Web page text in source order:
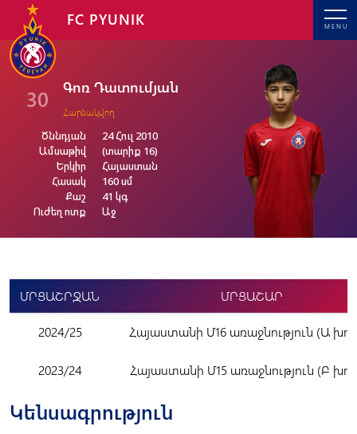
MENU
FC PYUNIK
30 Գոռ Դատումյան
Հարձակվող
Ծննդյան
Ամսաթիվ
Երկիր
Հասակ
Քաշ
Ուժեղ ոտք
24 Հուլ 2010
(տարիք 16)
Հայաստան
160 սմ
41 կգ
Աջ
ՄՐՑԱՇՐՋԱՆ ՄՐՑԱՇԱՐ
2024/25 Հայաստանի Մ16 առաջնություն (Ա
2023/24 Հայաստանի Մ15 առաջնություն (Բ
Կենսագրություն